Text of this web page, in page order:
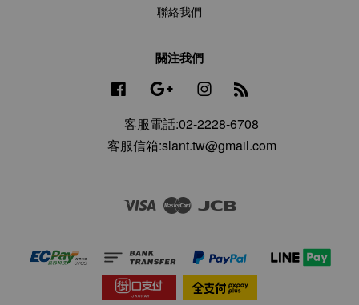
聯絡我們
關注我們
Facebook Google Instagram
客服電話:02-2228-6708
客服信箱:slant.tw@gmail.com
Visa Master